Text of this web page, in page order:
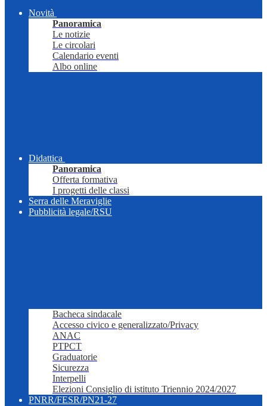
Novità
Panoramica
Le notizie
Le circolari
Calendario eventi
Albo online
Didattica
Panoramica
Offerta formativa
I progetti delle classi
Serra delle Meraviglie
Pubblicità legale/RSU
Bacheca sindacale
Accesso civico e generalizzato/Privacy
ANAC
PTPCT
Graduatorie
Sicurezza
Interpelli
Elezioni Consiglio di istituto Triennio 2024/2027
PNRR/FESR/PN21-27